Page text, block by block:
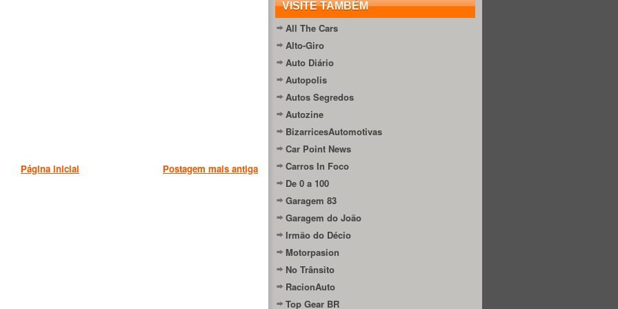
Postagem mais antiga
Página inicial
VISITE TAMBÉM
All The Cars
Alto-Giro
Auto Diário
Autopolis
Autos Segredos
Autozine
BizarricesAutomotivas
Car Point News
Carros In Foco
De 0 a 100
Garagem 83
Garagem do João
Irmão do Décio
Motorpasion
No Trânsito
RacionAuto
Top Gear BR